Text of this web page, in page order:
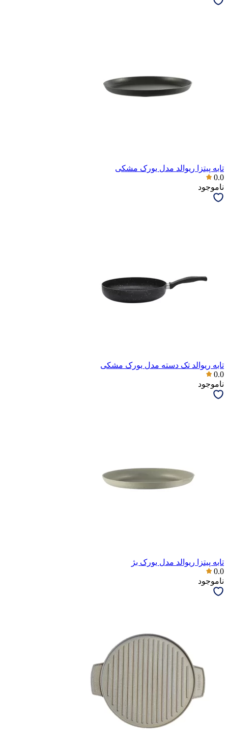
تابه پیتزا ریوالد مدل یورک مشکی
0.0
ناموجود
تابه ریوالد تک دسته مدل یورک مشکی
0.0
ناموجود
تابه پیتزا ریوالد مدل یورک بژ
0.0
ناموجود